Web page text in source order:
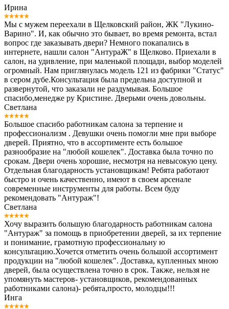
Ирина
Мы с мужем переехали в Щелковский район, ЖК "Лукино-
Варино". И, как обычно это бывает, во время ремонта, встал
вопрос где заказывать двери? Немного покапались в
интернете, нашли салон "АнтураЖ" в Щелково. Приехали в
салон, на удивление, при маленькой площади, выбор моделей
огромный. Нам приглянулась модель 121 из фабрики "Статус"
в сером дубе.Консультация была предельна доступной и
развернутой, что заказали не раздумывая. Большое
спасибо,менедже ру Кристине. Дверьми очень довольны.
Светлана
Большое спасибо работникам салона за терпение и
профессионализм . Девушки очень помогли мне при выборе
дверей. Приятно, что в ассортименте есть большое
разнообразие на "любой кошелек". Доставка была точно по
срокам. Двери очень хорошие, несмотря на невысокую цену.
Отдельная благодарность установщикам! Ребята работают
быстро и очень качественно, имеют в своем арсенале
современные инструменты для работы. Всем буду
рекомендовать "Антураж"!
Светлана
Хочу выразить большую благодарность работникам салона
"Антураж" за помощь в приобретении дверей, за их терпение
и понимание, грамотную профессиональну ю
консультацию.Хочется отметить очень большой ассортимент
продукции на "любой кошелек". Доставка, купленных мною
дверей, была осуществлена точно в срок. Также, нельзя не
упомянуть мастеров- установщиков, рекомендованных
работниками салона)- ребята,просто, молодцы!!!
Инга